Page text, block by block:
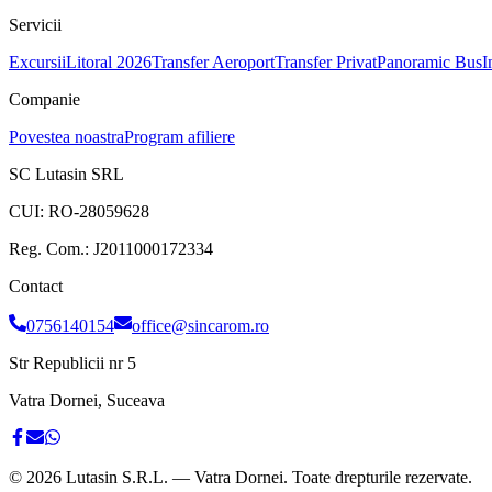
Servicii
ExcursiiLitoral 2026Transfer AeroportTransfer PrivatPanoramic Bus
Companie
Povestea noastraProgram afiliere
SC Lutasin SRL
CUI: RO-28059628
Reg. Com.: J2011000172334
Contact
0756140154
office@sincarom.ro
Str Republicii nr 5
Vatra Dornei, Suceava
© 2026 Lutasin S.R.L. — Vatra Dornei. Toate drepturile rezervate.